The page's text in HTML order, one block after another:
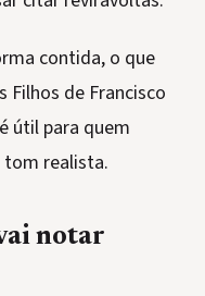
contida, o que
Filhos de Francisco
útil para quem
realista.
notar